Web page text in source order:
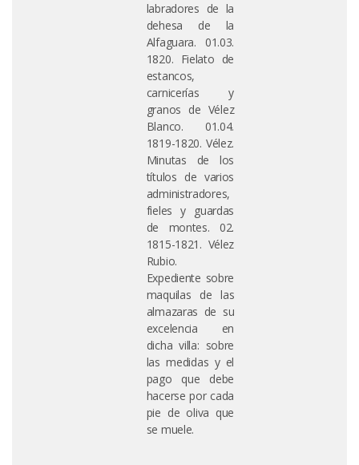
labradores de la
dehesa de la
Alfaguara. 01.03.
1820. Fielato de
estancos,
carnicerías y
granos de Vélez
Blanco. 01.04.
1819-1820. Vélez.
Minutas de los
títulos de varios
administradores,
fieles y guardas
de montes. 02.
1815-1821. Vélez
Rubio.
Expediente sobre
maquilas de las
almazaras de su
excelencia en
dicha villa: sobre
las medidas y el
pago que debe
hacerse por cada
pie de oliva que
se muele.